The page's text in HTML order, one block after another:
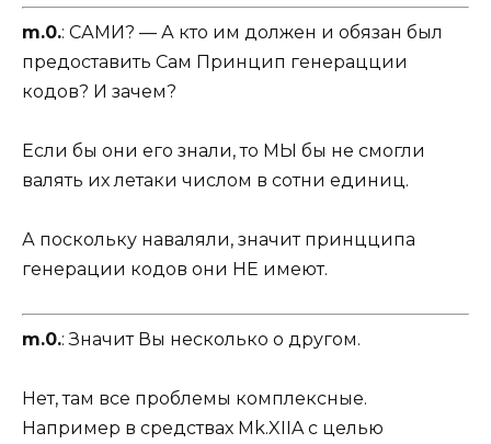
m.0.: САМИ? — А кто им должен и обязан был
предоставить Сам Принцип генерацции
кодов? И зачем?
Если бы они его знали, то МЫ бы не смогли
валять их летаки числом в сотни единиц.
А поскольку наваляли, значит принцципа
генерации кодов они НЕ имеют.
m.0.: Значит Вы несколько о другом.
Нет, там все проблемы комплексные.
Например в средствах Mk.XIIA с целью